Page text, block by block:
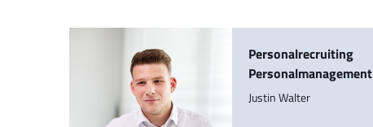
Personalrecruiting
Personalmanagement
Justin Walter